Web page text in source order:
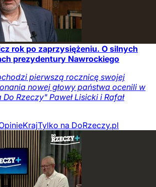
rok po zaprzysiężeniu. O silnych
prezydentury Nawrockiego
pierwszą rocznicę swojej
nowej głowy państwa ocenili w
Rzeczy" Paweł Lisicki i Rafał
KrajTylko na DoRzeczy.pl